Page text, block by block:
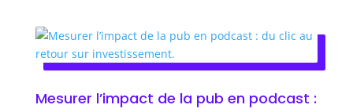
Mesurer l’impact de la pub en podcast :